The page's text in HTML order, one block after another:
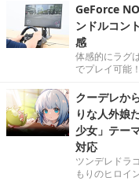
GeForce
ンドルコン
感
体感的にラグ
でプレイ可能！
クーデレか
りな人外娘
少女」テー
対応
ツンデレドラ
もりのヒロイ